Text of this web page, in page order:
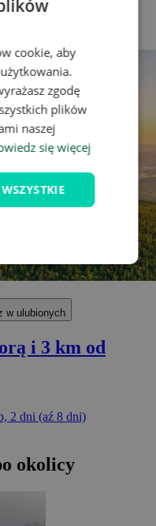
w ulubionych
i 3 km od
2 dni (aź 8 dni)
okolicy
cookie, aby
zgodę
plików
naszej
się więcej